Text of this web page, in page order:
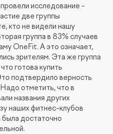
исследование -
две группы
кто не видели нашу
группа в 83% случаев
OneFit. А это означает,
зрителям. Эта же группа
готова купить
подтвердило верность
отметить, что в
названия других
наших фитнес-клубов
была достаточно